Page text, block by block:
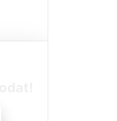
hely